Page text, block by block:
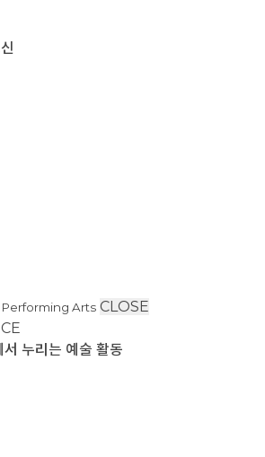
Arts CLOSE
누리는 예술 활동